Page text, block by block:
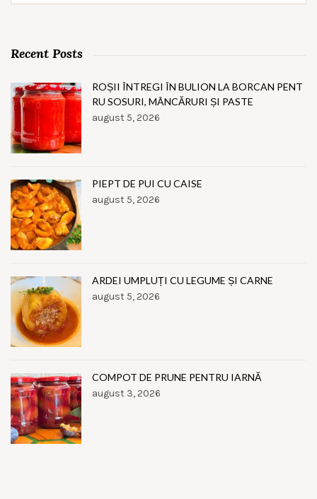
Recent Posts
ROȘII ÎNTREGI ÎN BULION LA BORCAN PENT
RU SOSURI, MÂNCĂRURI ȘI PASTE
august 5, 2026
PIEPT DE PUI CU CAISE
august 5, 2026
ARDEI UMPLUȚI CU LEGUME ȘI CARNE
august 5, 2026
COMPOT DE PRUNE PENTRU IARNĂ
august 3, 2026